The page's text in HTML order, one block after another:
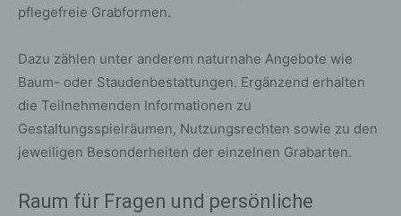
pflegefreie Grabformen.
Dazu zählen unter anderem naturnahe Angebote wie
Baum- oder Staudenbestattungen. Ergänzend erhalten
die Teilnehmenden Informationen zu
Gestaltungsspielräumen, Nutzungsrechten sowie zu den
jeweiligen Besonderheiten der einzelnen Grabarten.
Raum für Fragen und persönliche